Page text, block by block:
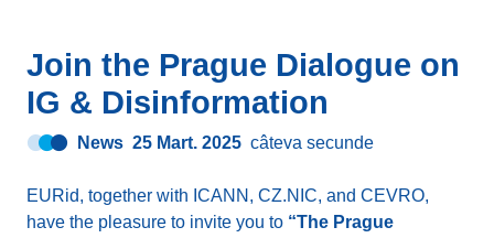
Join the Prague Dialogue on
IG & Disinformation
News 25 Mart. 2025 câteva secunde
EURid, together with ICANN, CZ.NIC, and CEVRO,
have the pleasure to invite you to “The Prague